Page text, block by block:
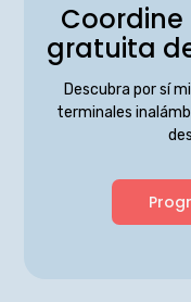
gratuita
Descubra por sí
terminales